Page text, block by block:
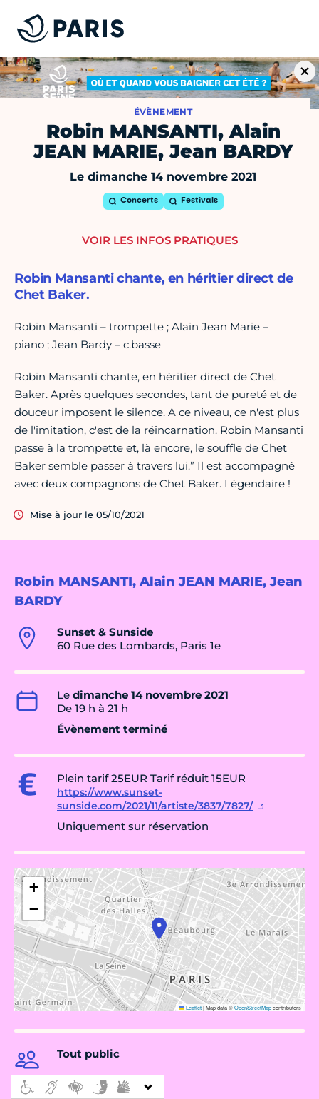
ÉVÈNEMENT
Robin MANSANTI, Alain
JEAN MARIE, Jean BARDY
Le dimanche 14 novembre 2021
Concerts Festivals
Robin MANSANTI, Alain JEAN MARIE, Jean
BARDY
Sunset & Sunside
60 Rue des Lombards, Paris 1e
Le dimanche 14 novembre 2021
De 19 h à 21 h
Évènement terminé
Plein tarif 25EUR Tarif réduit 15EUR
https://www.sunset-
sunside.com/2021/11/artiste/3837/7827/
Uniquement sur réservation
+
−
Leaflet|Map data ©OpenStreetMapcontributors
Tout public
Robin Mansanti chante, en héritier direct de
Chet Baker.
Robin Mansanti – trompette ; Alain Jean Marie –
piano ; Jean Bardy – c.basse
Robin Mansanti chante, en héritier direct de Chet
Baker. Après quelques secondes, tant de pureté et de
douceur imposent le silence. A ce niveau, ce n'est plus
de l'imitation, c'est de la réincarnation. Robin Mansanti
passe à la trompette et, là encore, le souffle de Chet
Baker semble passer à travers lui.” Il est accompagné
avec deux compagnons de Chet Baker. Légendaire !
Mise à jour le 05/10/2021
VOIR LES INFOS PRATIQUES